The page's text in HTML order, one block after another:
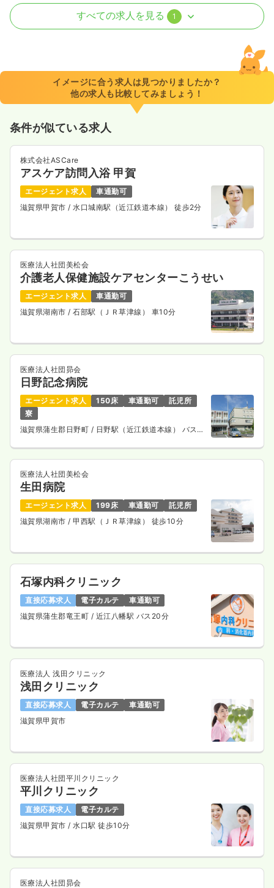
介護・福祉系正・准看護師 デイケア・デイサービス
8:00～16:30（休憩60分）
4週8休以上
月給22万円以上可
気になる
すべての求人を見る 1
イメージに合う求人は見つかりましたか？
他の求人も比較してみましょう！
条件が似ている求人
株式会社ASCare
アスケア訪問入浴 甲賀
エージェント求人
車通勤可
滋賀県甲賀市/ 水口城南駅（近江鉄道本線） 徒歩2分
医療法人社団美松会
介護老人保健施設ケアセンターこうせい
エージェント求人
車通勤可
滋賀県湖南市/ 石部駅（ＪＲ草津線） 車10分
医療法人社団昴会
日野記念病院
エージェント求人 150床 車通勤可
託児所
寮
滋賀県蒲生郡日野町 / 日野駅（近江鉄道本線） バス
医療法人社団美松会
生田病院
エージェント求人 199床 車通勤可
託児所
滋賀県湖南市/ 甲西駅（ＪＲ草津線） 徒歩10分
石塚内科クリニック
直接応募求人 電子カルテ
車通勤可
滋賀県蒲生郡竜王町 / 近江八幡駅 バス20分
医療法人 浅田クリニック
浅田クリニック
直接応募求人 電子カルテ
車通勤可
滋賀県甲賀市
医療法人社団平川クリニック
平川クリニック
直接応募求人
電子カルテ
滋賀県甲賀市/ 水口駅 徒歩10分
医療法人社団昴会